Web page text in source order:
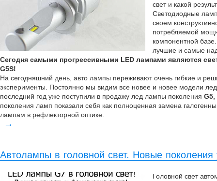
свет и какой
Светодиодные
своем
потребляемой
компонентной
лучшие и самые
Сегодня самыми прогрессивными LED лампами являются
G5S!
На сегодняшний день, авто лампы переживают очень гибкие и
эксперименты. Постоянно мы видим все новее и новее модели
последний год уже поступили в продажу лед лампы поколения G5,
поколения ламп показали себя как полноценная замена
лампам в рефлекторной оптике.
→
Автолампы в головной свет. Новые поколения
Головной свет